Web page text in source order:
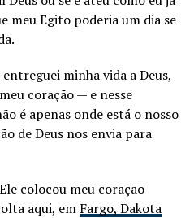
meu Egito poderia um dia se
minha vida a Deus,
coração — e nesse
é apenas onde está o nosso
de Deus nos envia para
colocou meu coração
aqui, em Fargo, Dakota